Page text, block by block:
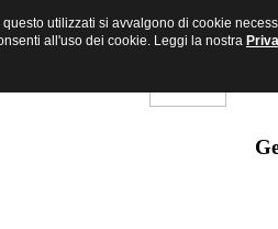
utilizzati si avvalgono di cookie
all'uso dei cookie. Leggi la nostra